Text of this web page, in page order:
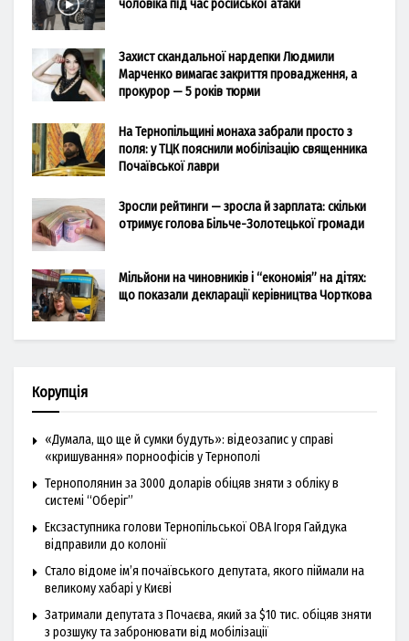
чоловіка під час російської атаки
Захист скандальної нардепки Людмили
Марченко вимагає закриття провадження, а
прокурор — 5 років тюрми
На Тернопільщині монаха забрали просто з
поля: у ТЦК пояснили мобілізацію священника
Почаївської лаври
Зросли рейтинги — зросла й зарплата: скільки
отримує голова Більче-Золотецької громади
Мільйони на чиновників і “економія” на дітях:
що показали декларації керівництва Чорткова
Корупція
«Думала, що ще й сумки будуть»: відеозапис у справі
«кришування» порноофісів у Тернополі
Тернополянин за 3000 доларів обіцяв зняти з обліку в
системі “Оберіг”
Ексзаступника голови Тернопільської ОВА Ігоря Гайдука
відправили до колонії
Стало відоме ім’я почаївського депутата, якого піймали на
великому хабарі у Києві
Затримали депутата з Почаєва, який за $10 тис. обіцяв зняти
з розшуку та забронювати від мобілізації